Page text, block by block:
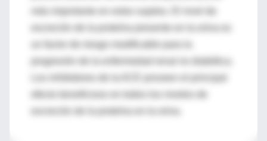
más importante en estos sujetos. El nivel de
un factor de riesgo modificable para la
progresión de la enfermedad renal no diabética.